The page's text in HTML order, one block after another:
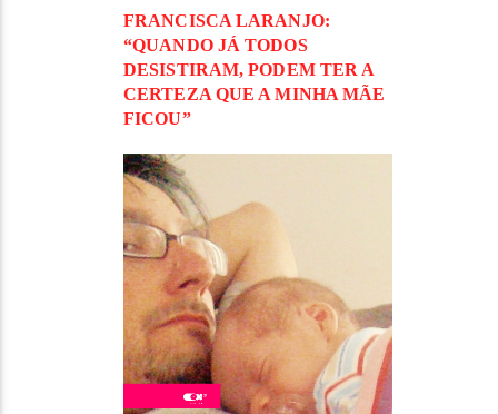
FRANCISCA LARANJO:
“QUANDO JÁ TODOS
DESISTIRAM, PODEM TER A
CERTEZA QUE A MINHA MÃE
FICOU”